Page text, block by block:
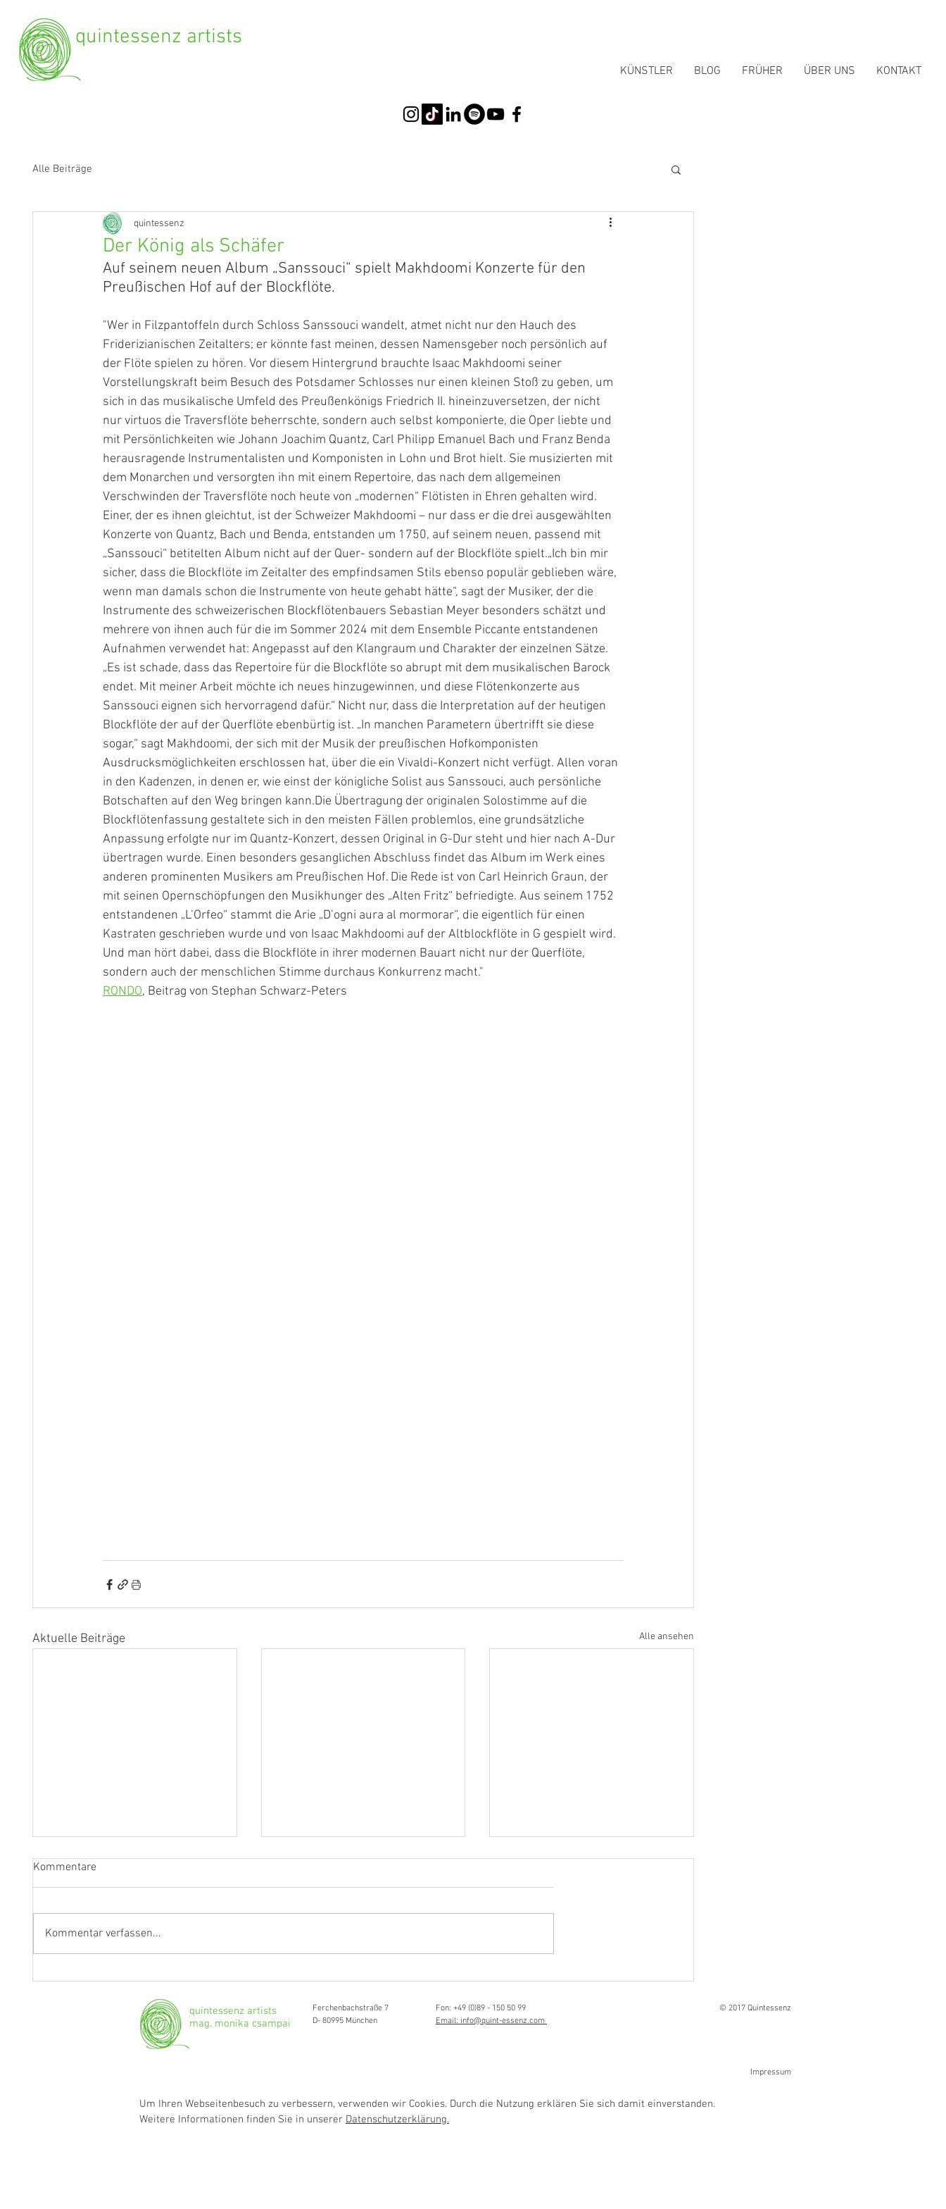
quintessenz artists
KÜNSTLER BLOG FRÜHER ÜBER UNS KONTAKT
Alle Beiträge
Der König als Schäfer
quintessenz
Auf seinem neuen Album „Sanssouci“ spielt Makhdoomi Konzerte für den
Preußischen Hof auf der Blockflöte.
"Wer in Filzpantoffeln durch Schloss Sanssouci wandelt, atmet nicht nur den Hauch des
Friderizianischen Zeitalters; er könnte fast meinen, dessen Namensgeber noch persönlich auf
der Flöte spielen zu hören. Vor diesem Hintergrund brauchte Isaac Makhdoomi seiner
Vorstellungskraft beim Besuch des Potsdamer Schlosses nur einen kleinen Stoß zu geben, um
sich in das musikalische Umfeld des Preußenkönigs Friedrich II. hineinzuversetzen, der nicht
nur virtuos die Traversflöte beherrschte, sondern auch selbst komponierte, die Oper liebte und
mit Persönlichkeiten wie Johann Joachim Quantz, Carl Philipp Emanuel Bach und Franz Benda
herausragende Instrumentalisten und Komponisten in Lohn und Brot hielt. Sie musizierten mit
dem Monarchen und versorgten ihn mit einem Repertoire, das nach dem allgemeinen
Verschwinden der Traversflöte noch heute von „modernen“ Flötisten in Ehren gehalten wird.
Einer, der es ihnen gleichtut, ist der Schweizer Makhdoomi – nur dass er die drei ausgewählten
Konzerte von Quantz, Bach und Benda, entstanden um 1750, auf seinem neuen, passend mit
„Sanssouci“ betitelten Album nicht auf der Quer- sondern auf der Blockflöte spielt.„Ich bin mir
sicher, dass die Blockflöte im Zeitalter des empfindsamen Stils ebenso populär geblieben wäre,
wenn man damals schon die Instrumente von heute gehabt hätte“, sagt der Musiker, der die
Instrumente des schweizerischen Blockflötenbauers Sebastian Meyer besonders schätzt und
mehrere von ihnen auch für die im Sommer 2024 mit dem Ensemble Piccante entstandenen
Aufnahmen verwendet hat: Angepasst auf den Klangraum und Charakter der einzelnen Sätze.
„Es ist schade, dass das Repertoire für die Blockflöte so abrupt mit dem musikalischen Barock
endet. Mit meiner Arbeit möchte ich neues hinzugewinnen, und diese Flötenkonzerte aus
Sanssouci eignen sich hervorragend dafür.“ Nicht nur, dass die Interpretation auf der heutigen
Blockflöte der auf der Querflöte ebenbürtig ist. „In manchen Parametern übertrifft sie diese
sogar,“ sagt Makhdoomi, der sich mit der Musik der preußischen Hofkomponisten
Ausdrucksmöglichkeiten erschlossen hat, über die ein Vivaldi-Konzert nicht verfügt. Allen voran
in den Kadenzen, in denen er, wie einst der königliche Solist aus Sanssouci, auch persönliche
Botschaften auf den Weg bringen kann.Die Übertragung der originalen Solostimme auf die
Blockflötenfassung gestaltete sich in den meisten Fällen problemlos, eine grundsätzliche
Anpassung erfolgte nur im Quantz-Konzert, dessen Original in G-Dur steht und hier nach A-Dur
übertragen wurde. Einen besonders gesanglichen Abschluss findet das Album im Werk eines
anderen prominenten Musikers am Preußischen Hof. Die Rede ist von Carl Heinrich Graun, der
mit seinen Opernschöpfungen den Musikhunger des „Alten Fritz“ befriedigte. Aus seinem 1752
entstandenen „L’Orfeo“ stammt die Arie „D’ogni aura al mormorar“, die eigentlich für einen
Kastraten geschrieben wurde und von Isaac Makhdoomi auf der Altblockflöte in G gespielt wird.
Und man hört dabei, dass die Blockflöte in ihrer modernen Bauart nicht nur der Querflöte,
sondern auch der menschlichen Stimme durchaus Konkurrenz macht."
RONDO, Beitrag von Stephan Schwarz-Peters
Aktuelle Beiträge Alle ansehen
Kommentare
Kommentar verfassen...
quintessenz artists
mag. monika csampai
Ferchenbachstraße 7
D- 80995 München
Fon: +49 (0)89 - 150 50 99
Email: info@quint-essenz.com
© 2017 Quintessenz
Impressum
Um Ihren Webseitenbesuch zu verbessern, verwenden wir Cookies. Durch die Nutzung erklären Sie sich damit einverstanden.
Weitere Informationen finden Sie in unserer Datenschutzerklärung.